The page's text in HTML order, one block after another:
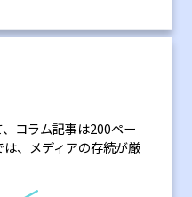
コラム記事は200ペー
、メディアの存続が厳